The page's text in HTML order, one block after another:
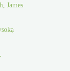
James